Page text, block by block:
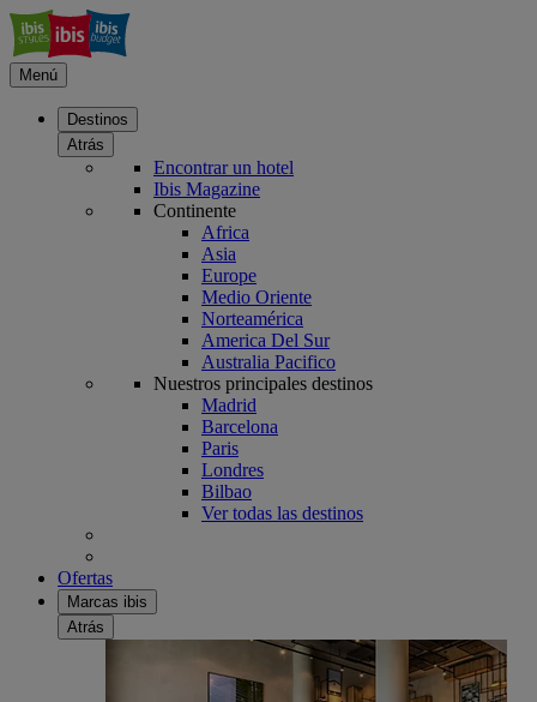
Menú
Destinos
Atrás
Encontrar un hotel
Ibis Magazine
Continente
Africa
Asia
Europe
Medio Oriente
Norteamérica
America Del Sur
Australia Pacifico
Nuestros principales destinos
Madrid
Barcelona
Paris
Londres
Bilbao
Ver todas las destinos
Ofertas
Marcas ibis
Atrás